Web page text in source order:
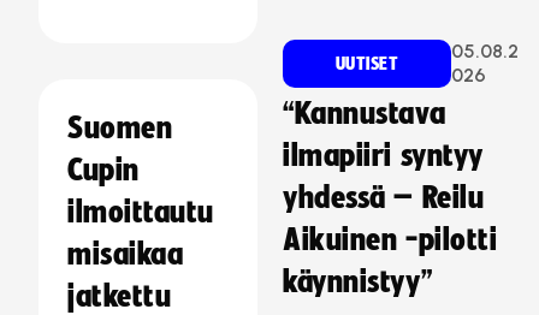
Suomen
Cupin
ilmoittautu
misaikaa
jatkettu
UUTISET
05.08.2
026
“Kannustava
ilmapiiri syntyy
yhdessä – Reilu
Aikuinen -pilotti
käynnistyy”